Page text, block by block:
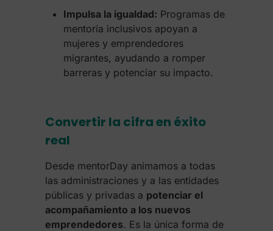
Impulsa la igualdad: Programas de
mentoría inclusivos apoyan a
mujeres y emprendedores
migrantes, ayudando a romper
barreras y potenciar su impacto.
Convertir la cifra en éxito
real
Desde mentorDay animamos a todas
las administraciones y a las entidades
públicas y privadas a potenciar el
acompañamiento a los nuevos
emprendedores. Es la única forma de